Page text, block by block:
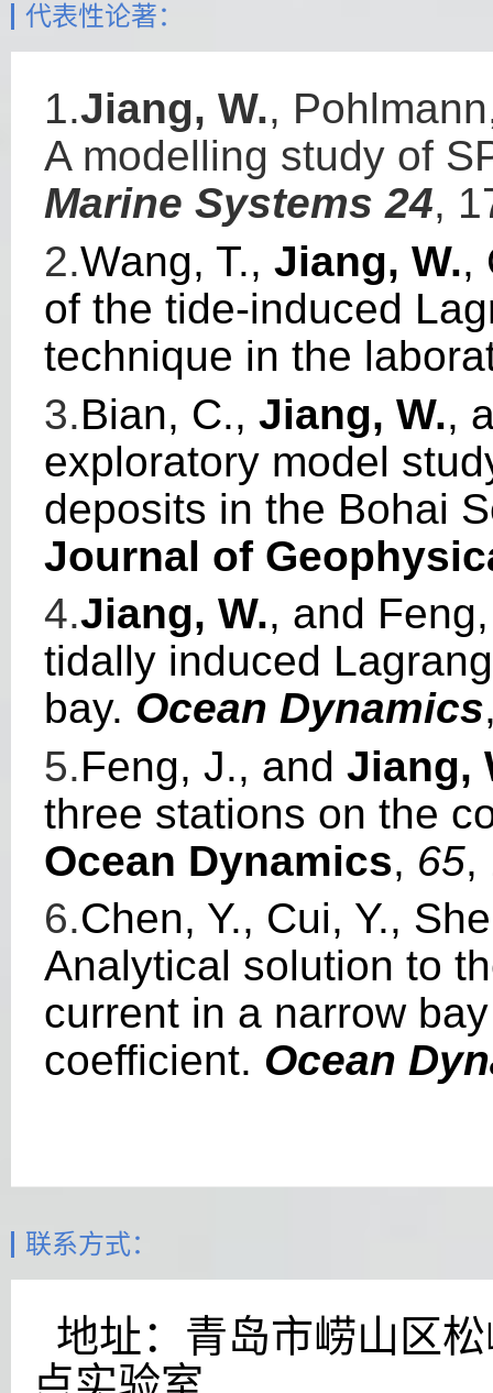
代表性论著：
1.Jiang, W.,
A modelling study of
Marine Systems 24,
2.Wang, T., Jiang, W.,
of the tide-induced
technique in the
3.Bian, C., Jiang, W.,
exploratory model
deposits in the Bohai
Journal of
4.Jiang, W., and
tidally induced
bay. Ocean Dynamics
5.Feng, J., and Jiang,
three stations on the
Ocean Dynamics, 65,
6.Chen, Y., Cui, Y.,
Analytical solution to
current in a narrow
coefficient. Ocean
联系方式：
地址：青岛市崂山区
点实验室